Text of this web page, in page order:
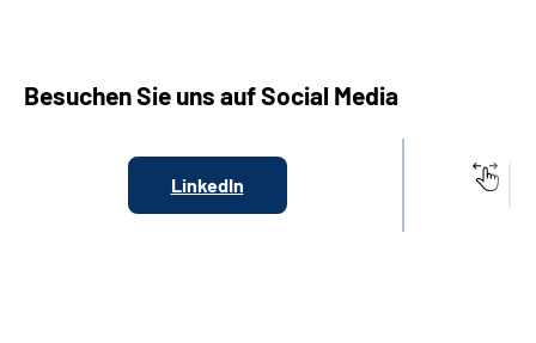
Besuchen Sie uns auf Social Media
LinkedIn